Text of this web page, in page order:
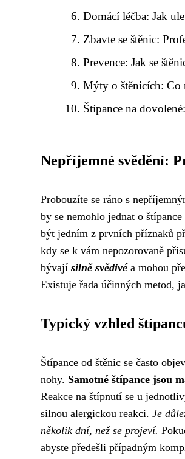
Domácí léčba: Jak
Zbavte se štěnic:
Prevence: Jak se
Mýty o štěnicích: Co
Štípance na
Nepříjemné svědění:
Probouzíte se ráno s
by se nemohlo jednat o
být jedním z prvních příznaků
kdy se k vám nepozorovaně
bývají silně svědivéa mohou
Existuje řada účinných metod,
Typický vzhled
Štípance od štěnic se často
nohy. Samotné štípance jsou
Reakce na štípnutí se u
silnou alergickou reakci. Je
několik dní, než se projeví.
abyste předešli případným